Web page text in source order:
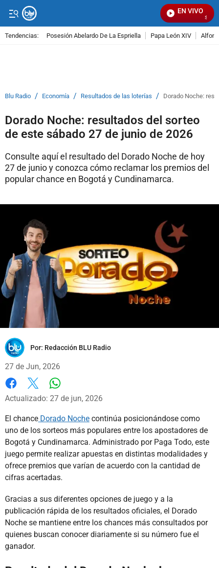
EN VIVO
Señal
Tendencias: Posesión Abelardo De La Espriella Papa León XIV
Blu Radio / Economía / Resultados de las loterías / Dorado Noche:
Dorado Noche: resultados del sorteo
de este sábado 27 de junio de 2026
Consulte aquí el resultado del Dorado Noche de hoy
27 de junio y conozca cómo reclamar los premios del
popular chance en Bogotá y Cundinamarca.
Por: Redacción BLU Radio
27 de Jun, 2026
Facebook
X
Actualizado: 27 de jun, 2026
El chance Dorado Noche continúa posicionándose como
uno de los sorteos más populares entre los apostadores de
Bogotá y Cundinamarca. Administrado por Paga Todo, este
juego permite realizar apuestas en distintas modalidades y
ofrece premios que varían de acuerdo con la cantidad de
cifras acertadas.
Gracias a sus diferentes opciones de juego y a la
publicación rápida de los resultados oficiales, el Dorado
Noche se mantiene entre los chances más consultados por
quienes buscan conocer diariamente si su número fue el
ganador.